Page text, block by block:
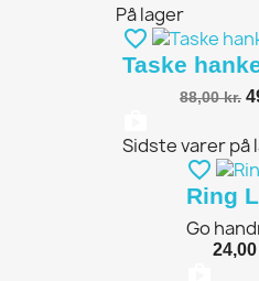
På lager
favorite_border
Taske
88,00 kr.
Sidste varer på
favorite_border
Ring
Go